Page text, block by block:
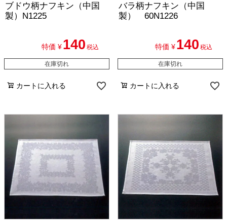
ブドウ柄ナフキン（中国
製）N1225
特価 ¥ 140 税込
在庫切れ
カートに入れる
バラ柄ナフキン（中国
製） 60N1226
特価 ¥ 140 税込
在庫切れ
カートに入れる